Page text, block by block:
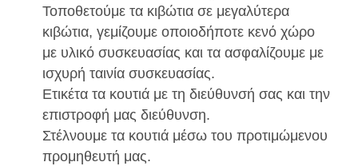
Τοποθετούμε τα κιβώτια σε μεγαλύτερα
κιβώτια, γεμίζουμε οποιοδήποτε κενό χώρο
με υλικό συσκευασίας και τα ασφαλίζουμε με
ισχυρή ταινία συσκευασίας.
Ετικέτα τα κουτιά με τη διεύθυνσή σας και την
επιστροφή μας διεύθυνση.
Στέλνουμε τα κουτιά μέσω του προτιμώμενου
προμηθευτή μας.